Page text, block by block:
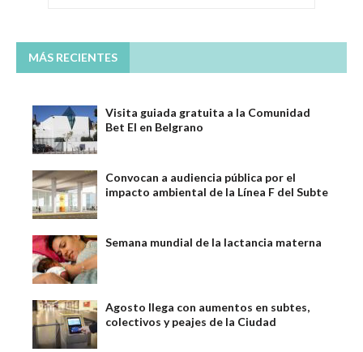
MÁS RECIENTES
Visita guiada gratuita a la Comunidad
Bet El en Belgrano
Convocan a audiencia pública por el
impacto ambiental de la Línea F del Subte
Semana mundial de la lactancia materna
Agosto llega con aumentos en subtes,
colectivos y peajes de la Ciudad